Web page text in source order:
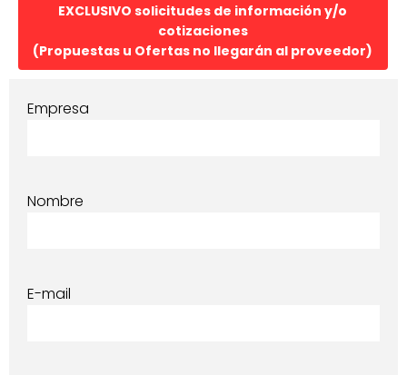
EXCLUSIVO solicitudes de información y/o
cotizaciones
(Propuestas u Ofertas no llegarán al proveedor)
Empresa
Nombre
E-mail